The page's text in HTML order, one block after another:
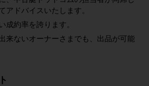
アドバイスいたします。
成約率を誇ります。
来ないオーナーさまでも、出品が可能